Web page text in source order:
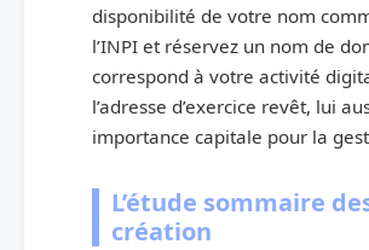
disponibilité de votre nom
l’INPI et réservez un nom de
correspond à votre activité
l’adresse d’exercice revêt, lui
importance capitale pour la
L’étude sommaire
création